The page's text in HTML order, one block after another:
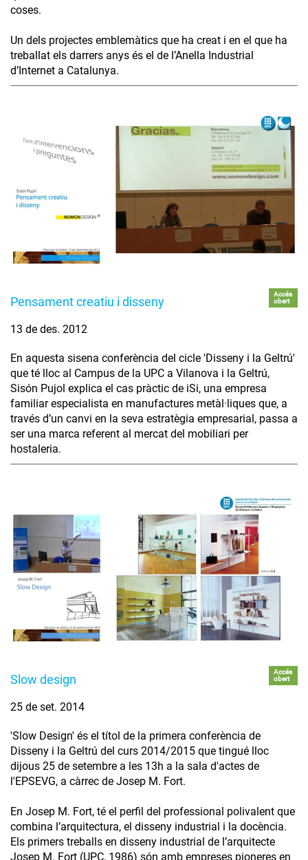
coses.
Un dels projectes emblemàtics que ha creat i en el que ha
treballat els darrers anys és el de l’Anella Industrial
d’Internet a Catalunya.
Pensament creatiu i disseny
Accés
obert
13 de des. 2012
En aquesta sisena conferència del cicle 'Disseny i la Geltrú'
que té lloc al Campus de la UPC a Vilanova i la Geltrú,
Sisón Pujol explica el cas pràctic de iSi, una empresa
familiar especialista en manufactures metàl·liques que, a
través d’un canvi en la seva estratègia empresarial, passa a
ser una marca referent al mercat del mobiliari per
hostaleria.
Slow design
Accés
obert
25 de set. 2014
'Slow Design' és el títol de la primera conferència de
Disseny i la Geltrú del curs 2014/2015 que tingué lloc
dijous 25 de setembre a les 13h a la sala d'actes de
l'EPSEVG, a càrrec de Josep M. Fort.
En Josep M. Fort, té el perfil del professional polivalent que
combina l’arquitectura, el disseny industrial i la docència.
Els primers treballs en disseny industrial de l’arquitecte
Josep M. Fort (UPC, 1986) són amb empreses pioneres en